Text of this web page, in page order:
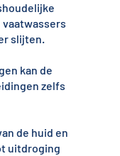
vaatwassers
slijten.
kan de
zelfs
de huid en
uitdroging